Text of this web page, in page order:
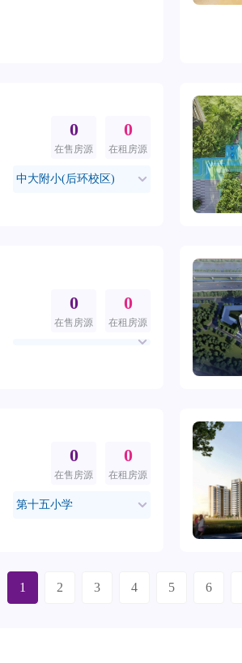
0
在售房源
0
在租房源
中大附小(后环校区)
0
在售房源
0
在租房源
0
在售房源
0
在租房源
第十五小学
1 2 3 4 5 6